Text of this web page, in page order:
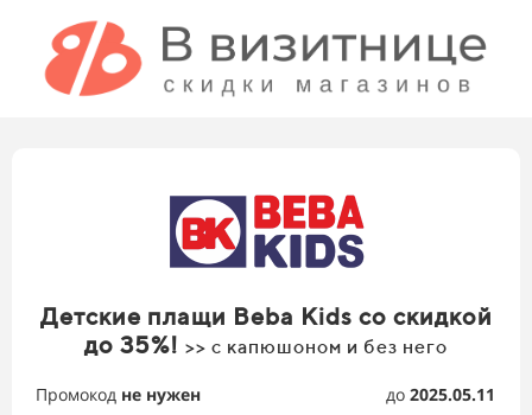
Детские плащи Beba Kids со скидкой
до 35%! >> с капюшоном и без него
Промокод не нужен до 2025.05.11